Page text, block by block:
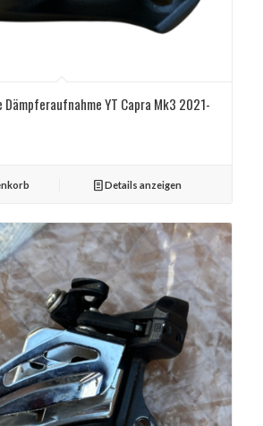
Dämpferaufnahme YT Capra Mk3 2021-
Details anzeigen